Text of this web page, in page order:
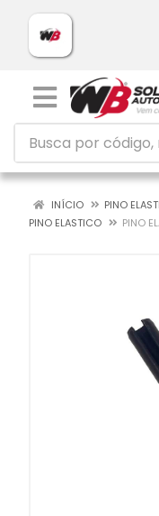
INÍCIO
PINO
PINO ELASTICO
PINO